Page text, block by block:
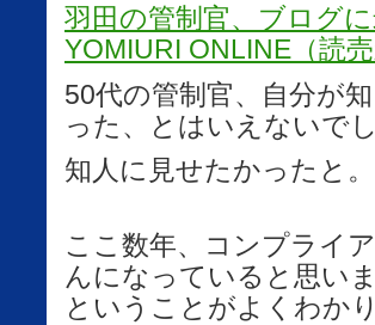
羽田の管制官、ブログ
YOMIURI ONLINE（読売
50代の管制官、自分が
った、とはいえないでし
知人に見せたかったと
ここ数年、コンプライ
んになっていると思い
ということがよくわかり